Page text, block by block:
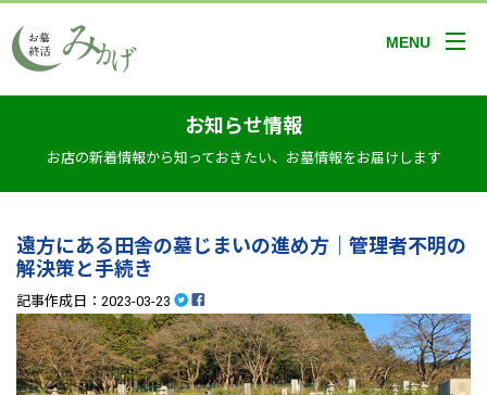
MENU
お知らせ情報
お店の新着情報から知っておきたい、お墓情報をお届けします
遠方にある田舎の墓じまいの進め方｜管理者不明の
解決策と手続き
記事作成日：2023-03-23